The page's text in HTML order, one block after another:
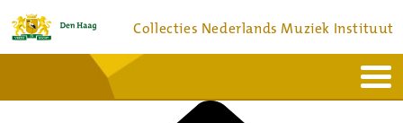
Collecties Nederlands Muziek Instituut